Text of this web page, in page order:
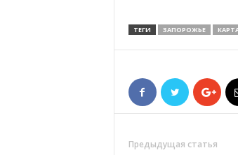
ТЕГИ ЗАПОРОЖЬЕ
Предыдущая статья